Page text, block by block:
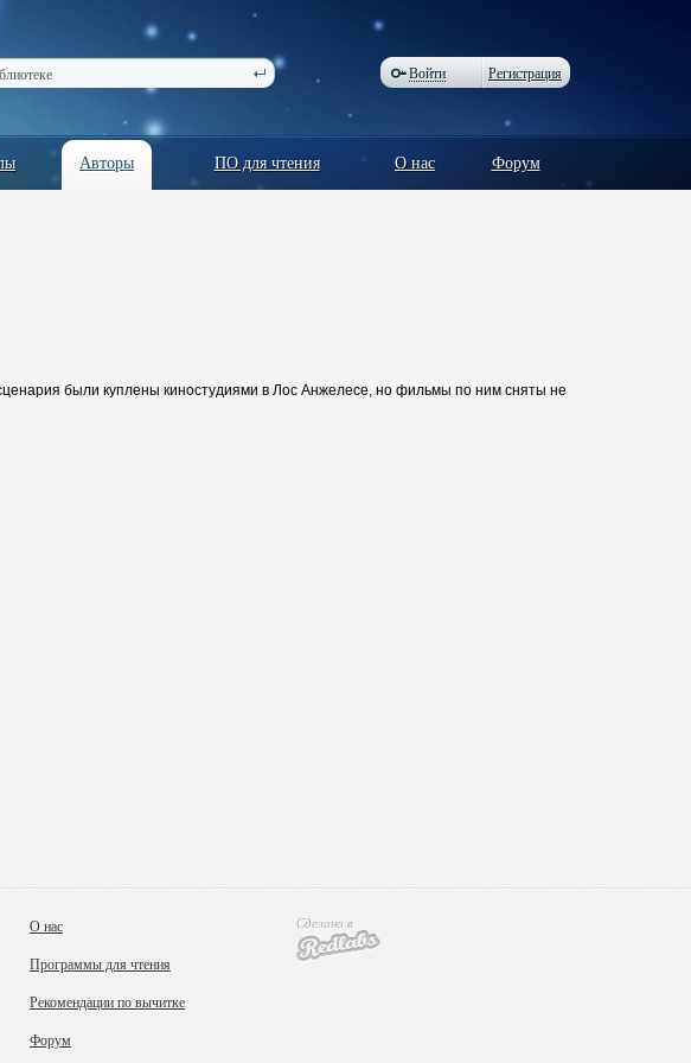
Войти Регистрация
Авторы ПО для чтения О нас Форум
были куплены киностудиями в Лос Анжелесе, но фильмы по ним сняты не
О нас
Программы для чтения
Рекомендации по вычитке
Форум
Сделано в